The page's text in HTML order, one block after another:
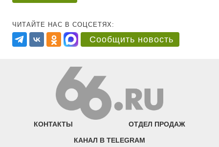
ЧИТАЙТЕ НАС В СОЦСЕТЯХ:
Сообщить новость
КОНТАКТЫ ОТДЕЛ ПРОДАЖ
КАНАЛ В TELEGRAM